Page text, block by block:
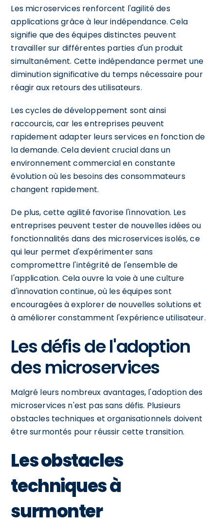
Les microservices renforcent l'agilité des
applications grâce à leur indépendance. Cela
signifie que des équipes distinctes peuvent
travailler sur différentes parties d'un produit
simultanément. Cette indépendance permet une
diminution significative du temps nécessaire pour
réagir aux retours des utilisateurs.
Les cycles de développement sont ainsi
raccourcis, car les entreprises peuvent
rapidement adapter leurs services en fonction de
la demande. Cela devient crucial dans un
environnement commercial en constante
évolution où les besoins des consommateurs
changent rapidement.
De plus, cette agilité favorise l'innovation. Les
entreprises peuvent tester de nouvelles idées ou
fonctionnalités dans des microservices isolés, ce
qui leur permet d'expérimenter sans
compromettre l'intégrité de l'ensemble de
l'application. Cela ouvre la voie à une culture
d'innovation continue, où les équipes sont
encouragées à explorer de nouvelles solutions et
à améliorer constamment l'expérience utilisateur.
Les défis de l'adoption
des microservices
Malgré leurs nombreux avantages, l'adoption des
microservices n'est pas sans défis. Plusieurs
obstacles techniques et organisationnels doivent
être surmontés pour réussir cette transition.
Les obstacles
techniques à
surmonter